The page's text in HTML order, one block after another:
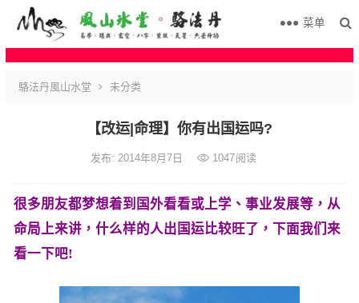
菜单
駱法丹風山水堂 未分类
【改运|命理】你有出国运吗?
发布: 2014年8月7日 1047阅读
很多朋友都梦想着到国外看看或上学、事业发展等，从
命局上来讲，什么样的人出国运比较旺了，下面我们来
看一下吧!